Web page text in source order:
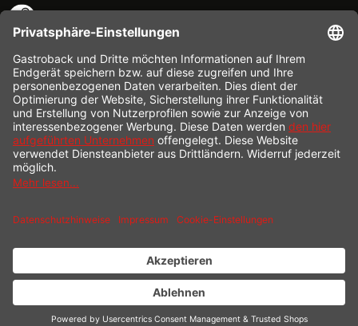
SERVICE HOTLINE
INFORMATION
SHOP SERVICE